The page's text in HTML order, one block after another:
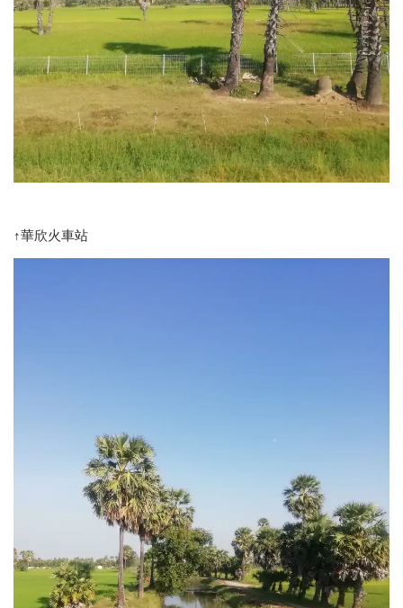
↑華欣火車站